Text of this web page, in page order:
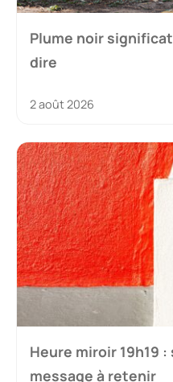
Plume noir
dire
2 août 2026
Heure miroir 19h19
message à retenir